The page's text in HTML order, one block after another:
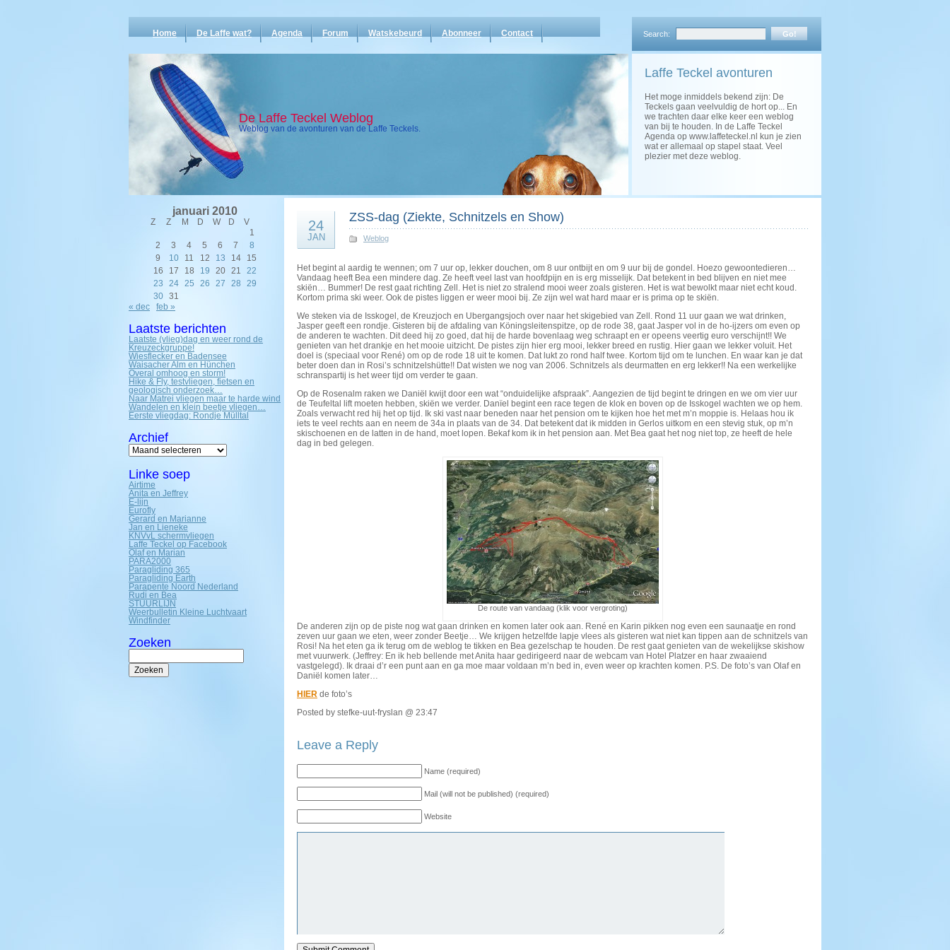
Home De Laffe wat? Agenda Forum Watskebeurd Abonneer Contact Search:
De Laffe Teckel Weblog
Weblog van de avonturen van de Laffe Teckels.
Laffe Teckel avonturen
Het moge inmiddels bekend zijn: De
Teckels gaan veelvuldig de hort op... En
we trachten daar elke keer een weblog
van bij te houden. In de Laffe Teckel
Agenda op www.laffeteckel.nl kun je zien
wat er allemaal op stapel staat. Veel
plezier met deze weblog.
januari 2010
Z Z M D W D
V
1
2
3 4 5 6 7
8
9
10 11 12 13 14
15
16
17 18 19 20 21
22
23
24 25 26 27 28
29
30
31
« dec
feb »
Laatste berichten
Laatste (vlieg)dag en weer rond de
Kreuzeckgruppe!
Wiesflecker en Badensee
Waisacher Alm en Hünchen
Overal omhoog en storm!
Hike & Fly, testvliegen, fietsen en
geologisch onderzoek…
Naar Matrei vliegen maar te harde wind
Wandelen en klein beetje vliegen…
Eerste vliegdag: Rondje Mülltal
Archief
Archief
Linke soep
Airtime
Anita en Jeffrey
E-lijn
Eurofly
Gerard en Marianne
Jan en Lieneke
KNVvL schermvliegen
Laffe Teckel op Facebook
Olaf en Marian
PARA2000
Paragliding 365
Paragliding Earth
Parapente Noord Nederland
Rudi en Bea
STUURLIJN
Weerbulletin Kleine Luchtvaart
Windfinder
Zoeken
Zoeken
naar:
24
JAN
ZSS-dag (Ziekte, Schnitzels en Show)
Weblog
Het begint al aardig te wennen; om 7 uur op, lekker douchen, om 8 uur ontbijt en om 9 uur bij de gondel. Hoezo gewoontedieren…
Vandaag heeft Bea een mindere dag. Ze heeft veel last van hoofdpijn en is erg misselijk. Dat betekent in bed blijven en niet mee
skiën… Bummer! De rest gaat richting Zell. Het is niet zo stralend mooi weer zoals gisteren. Het is wat bewolkt maar niet echt koud.
Kortom prima ski weer. Ook de pistes liggen er weer mooi bij. Ze zijn wel wat hard maar er is prima op te skiën.
We steken via de Isskogel, de Kreuzjoch en Ubergangsjoch over naar het skigebied van Zell. Rond 11 uur gaan we wat drinken,
Jasper geeft een rondje. Gisteren bij de afdaling van Köningsleitenspitze, op de rode 38, gaat Jasper vol in de ho-ijzers om even op
de anderen te wachten. Dit deed hij zo goed, dat hij de harde bovenlaag weg schraapt en er opeens veertig euro verschijnt!! We
genieten van het drankje en het mooie uitzicht. De pistes zijn hier erg mooi, lekker breed en rustig. Hier gaan we lekker voluit. Het
doel is (speciaal voor René) om op de rode 18 uit te komen. Dat lukt zo rond half twee. Kortom tijd om te lunchen. En waar kan je dat
beter doen dan in Rosi’s schnitzelshütte!! Dat wisten we nog van 2006. Schnitzels als deurmatten en erg lekker!! Na een werkelijke
schranspartij is het weer tijd om verder te gaan.
Op de Rosenalm raken we Daniël kwijt door een wat “onduidelijke afspraak”. Aangezien de tijd begint te dringen en we om vier uur
de Teufeltal lift moeten hebben, skiën we verder. Danïel begint een race tegen de klok en boven op de Isskogel wachten we op hem.
Zoals verwacht red hij het op tijd. Ik ski vast naar beneden naar het pension om te kijken hoe het met m’n moppie is. Helaas hou ik
iets te veel rechts aan en neem de 34a in plaats van de 34. Dat betekent dat ik midden in Gerlos uitkom en een stevig stuk, op m’n
skischoenen en de latten in de hand, moet lopen. Bekaf kom ik in het pension aan. Met Bea gaat het nog niet top, ze heeft de hele
dag in bed gelegen.
De route van vandaag (klik voor vergroting)
De anderen zijn op de piste nog wat gaan drinken en komen later ook aan. René en Karin pikken nog even een saunaatje en rond
zeven uur gaan we eten, weer zonder Beetje… We krijgen hetzelfde lapje vlees als gisteren wat niet kan tippen aan de schnitzels van
Rosi! Na het eten ga ik terug om de weblog te tikken en Bea gezelschap te houden. De rest gaat genieten van de wekelijkse skishow
met vuurwerk. (Jeffrey: En ik heb bellende met Anita haar gedirigeerd naar de webcam van Hotel Platzer en haar zwaaiend
vastgelegd). Ik draai d’r een punt aan en ga moe maar voldaan m’n bed in, even weer op krachten komen. P.S. De foto’s van Olaf en
Daniël komen later…
HIER de foto’s
Posted by stefke-uut-fryslan @ 23:47
Leave a Reply
Name (required)
Mail (will not be published) (required)
Website